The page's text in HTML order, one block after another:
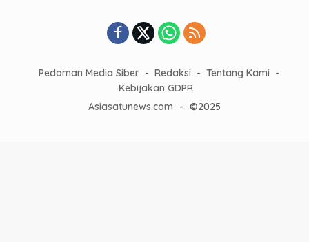
Pedoman Media Siber Redaksi
Tentang Kami
Kebijakan GDPR
Asiasatunews.com
- ©2025